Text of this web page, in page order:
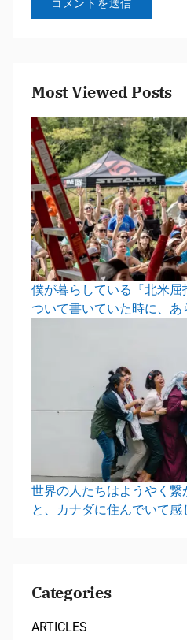
Most Viewed Posts
僕が暮らしている『北米
ついて書いていた時に、あ
世界の人たちはようやく
と、カナダに住んでいて感
Categories
ARTICLES